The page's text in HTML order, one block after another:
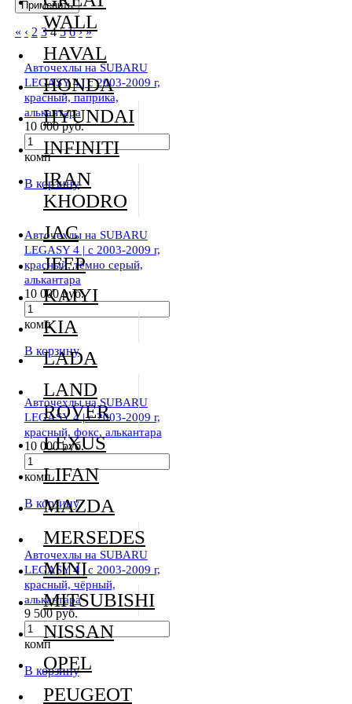
« ‹ 2 3 4 5 6 › »
Авточехлы на SUBARU
LEGASY 4 | c 2003-2009 г,
красный, паприка,
алькантара
10 000 руб.
комп
В корзину
Авточехлы на SUBARU
LEGASY 4 | c 2003-2009 г,
красный, тёмно серый,
алькантара
10 000 руб.
комп
В корзину
Авточехлы на SUBARU
LEGASY 4 | c 2003-2009 г,
красный, фокс, алькантара
10 000 руб.
комп
В корзину
Авточехлы на SUBARU
LEGASY 4 | c 2003-2009 г,
красный, чёрный,
алькантара
9 500 руб.
комп
В корзину
WALL
HAVAL
HONDA
HYUNDAI
INFINITI
IRAN
KHODRO
JAC
JEEP
KAIYI
KIA
LADA
LAND
ROVER
LEXUS
LIFAN
MAZDA
MERSEDES
MINI
MITSUBISHI
NISSAN
OPEL
PEUGEOT